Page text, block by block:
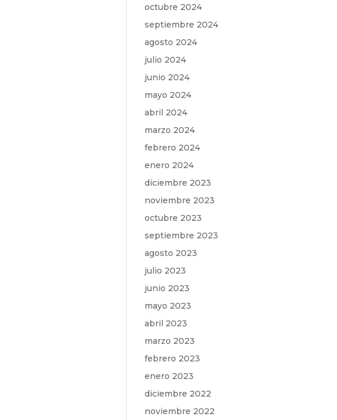
octubre 2024
septiembre 2024
agosto 2024
julio 2024
junio 2024
mayo 2024
abril 2024
marzo 2024
febrero 2024
enero 2024
diciembre 2023
noviembre 2023
octubre 2023
septiembre 2023
agosto 2023
julio 2023
junio 2023
mayo 2023
abril 2023
marzo 2023
febrero 2023
enero 2023
diciembre 2022
noviembre 2022